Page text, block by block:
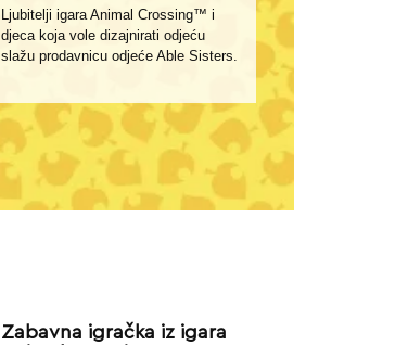
Ljubitelji igara Animal Crossing™ i
djeca koja vole dizajnirati odjeću
slažu prodavnicu odjeće Able Sisters.
Zabavna igračka iz igara